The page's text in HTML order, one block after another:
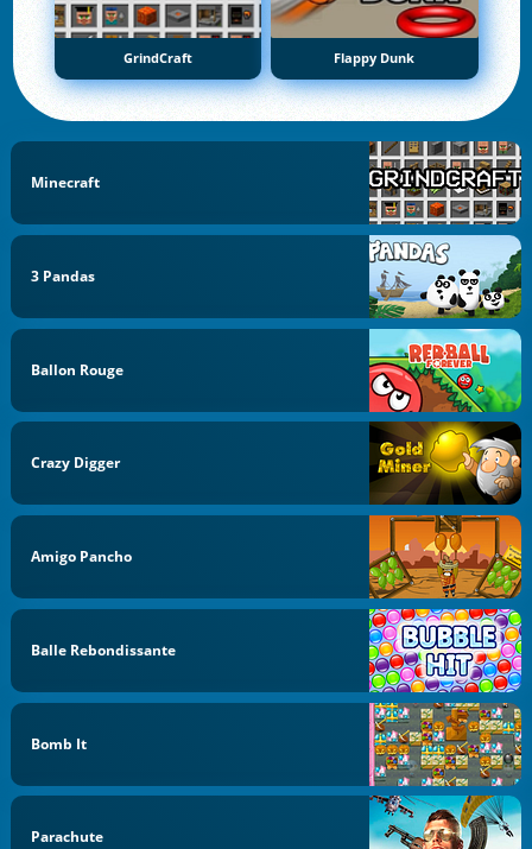
GrindCraft Flappy Dunk
Minecraft
3 Pandas
Ballon Rouge
Crazy Digger
Amigo Pancho
Balle Rebondissante
Bomb It
Parachute